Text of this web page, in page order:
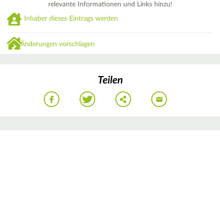
relevante Informationen und Links hinzu!
Inhaber dieses Eintrags werden
Änderungen vorschlagen
Teilen